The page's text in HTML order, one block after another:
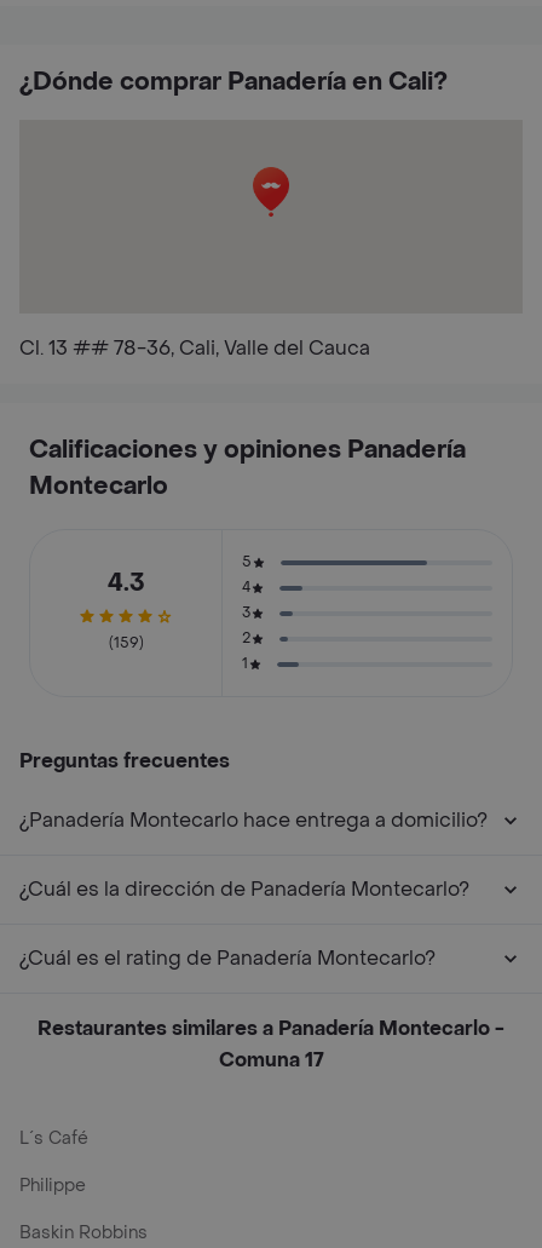
¿Dónde comprar Panadería en Cali?
Cl. 13 ## 78-36, Cali, Valle del Cauca
Calificaciones y opiniones Panadería
Montecarlo
4.3
(159)
5
4
3
2
1
Preguntas frecuentes
¿Panadería Montecarlo hace entrega a domicilio?
¿Cuál es la dirección de Panadería Montecarlo?
¿Cuál es el rating de Panadería Montecarlo?
Restaurantes similares a Panadería Montecarlo -
Comuna 17
L´s Café
Philippe
Baskin Robbins